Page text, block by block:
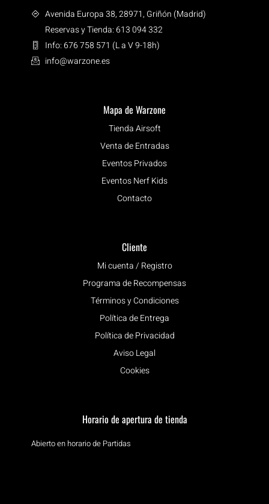
Avenida Europa 38, 28971, Griñón (Madrid)
Reservas y Tienda: 613 094 332
Info: 676 758 571 (L a V 9-18h)
info@warzone.es
Mapa de Warzone
Tienda Airsoft
Venta de Entradas
Eventos Privados
Eventos Nerf Kids
Contacto
Cliente
Mi cuenta / Registro
Programa de Recompensas
Términos y Condiciones
Política de Entrega
Política de Privacidad
Aviso Legal
Cookies
Horario de apertura de tienda
Abierto en horario de Partidas